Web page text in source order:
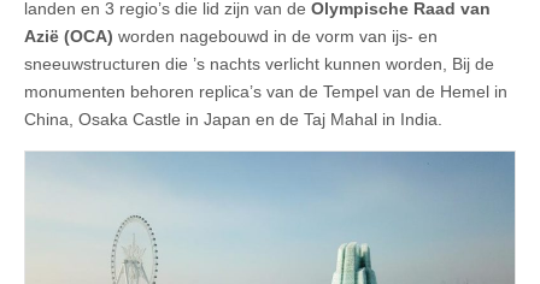
landen en 3 regio’s die lid zijn van de Olympische Raad van
Azië (OCA) worden nagebouwd in de vorm van ijs- en
sneeuwstructuren die ’s nachts verlicht kunnen worden, Bij de
monumenten behoren replica’s van de Tempel van de Hemel in
China, Osaka Castle in Japan en de Taj Mahal in India.